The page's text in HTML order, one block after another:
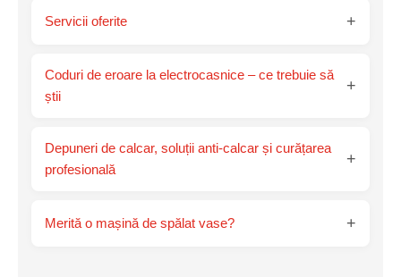
Servicii oferite +
Coduri de eroare la electrocasnice – ce trebuie să
știi
+
Depuneri de calcar, soluții anti-calcar și curățarea
profesională
+
Merită o mașină de spălat vase? +